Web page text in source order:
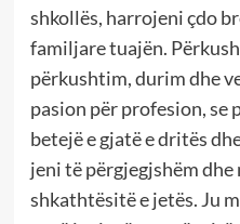
shkollës, harrojeni çdo
familjare tuajën.
përkushtim, durim dhe
pasion për profesion, se
betejë e gjatë e dritës
jeni të përgjegjshëm
shkathtësitë e jetës. Ju